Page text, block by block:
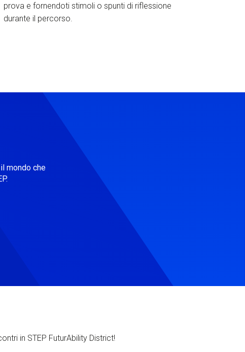
prova e fornendoti stimoli o spunti di riflessione
durante il percorso.
mondo che
in STEP FuturAbility District!